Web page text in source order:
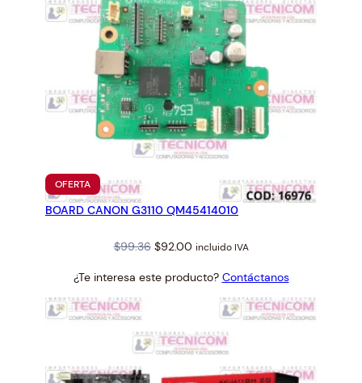
OFERTAPRODUCTO
EN
OFERTA
BOARD CANON G3110 QM45414010
$99.36 Original
was:
$92.00Current
is:
$92.00.
incluido IVA
¿Te interesa este producto? Contáctanos